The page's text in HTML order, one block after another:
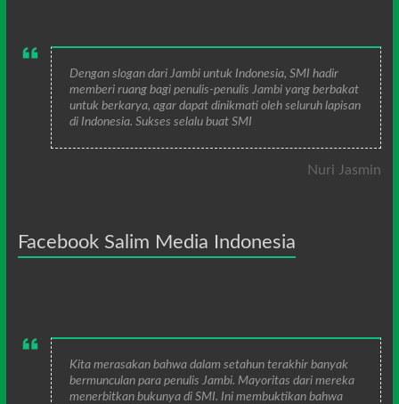
Dengan slogan dari Jambi untuk Indonesia, SMI hadir
memberi ruang bagi penulis-penulis Jambi yang berbakat
untuk berkarya, agar dapat dinikmati oleh seluruh lapisan
di Indonesia. Sukses selalu buat SMI
Nuri Jasmin
Facebook Salim Media Indonesia
Kita merasakan bahwa dalam setahun terakhir banyak
bermunculan para penulis Jambi. Mayoritas dari mereka
menerbitkan bukunya di SMI. Ini membuktikan bahwa